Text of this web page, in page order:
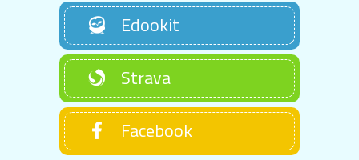
Edookit
Strava
Facebook